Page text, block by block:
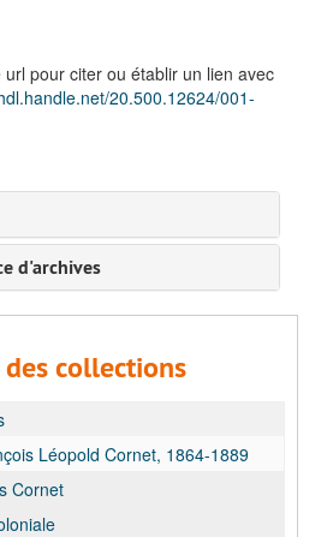
url pour citer ou établir un lien avec
20.500.12624/001-
d'archives
collections
Léopold Cornet, 1864-1889
Cornet